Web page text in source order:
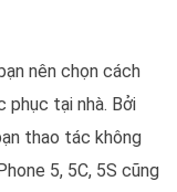
nên chọn cách
phục tại nhà. Bởi
thao tác không
5, 5C, 5S cũng